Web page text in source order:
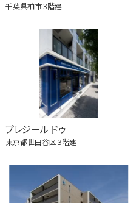
千葉県柏市3階建
プレジール ドゥ
東京都世田谷区3階建